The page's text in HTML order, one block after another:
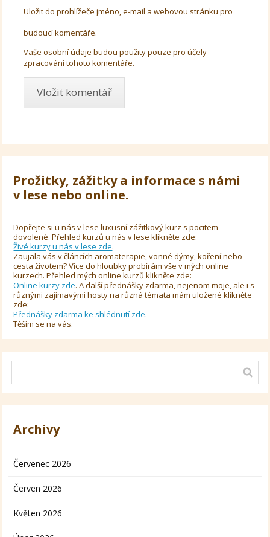
Uložit do prohlížeče jméno, e-mail a webovou stránku pro
budoucí komentáře.
Vaše osobní údaje budou použity pouze pro účely
zpracování tohoto komentáře.
Prožitky, zážitky a informace s námi
v lese nebo online.
Dopřejte si u nás v lese luxusní zážitkový kurz s pocitem
dovolené. Přehled kurzů u nás v lese klikněte zde:
Živé kurzy u nás v lese zde.
Zaujala vás v článcích aromaterapie, vonné dýmy, koření nebo
cesta životem? Více do hloubky probírám vše v mých online
kurzech. Přehled mých online kurzů klikněte zde:
Online kurzy zde. A další přednášky zdarma, nejenom moje, ale i s
různými zajímavými hosty na různá témata mám uložené klikněte
zde:
Přednášky zdarma ke shlédnutí zde.
Těším se na vás.
Archivy
Červenec 2026
Červen 2026
Květen 2026